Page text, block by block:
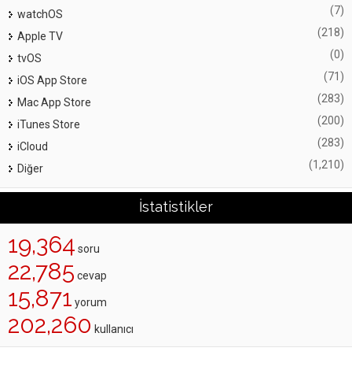
watchOS (7)
Apple TV (218)
tvOS (0)
iOS App Store (71)
Mac App Store (283)
iTunes Store (200)
iCloud (283)
Diğer (1,210)
İstatistikler
19,364 soru
22,785 cevap
15,871 yorum
202,260 kullanıcı